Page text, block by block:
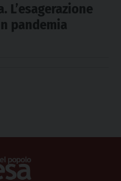
L’esagerazione
pandemia